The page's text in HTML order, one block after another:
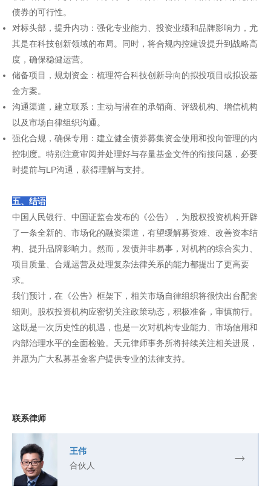
债券的可行性。
对标头部，提升内功：强化专业能力、投资业绩和品牌影响力，尤
其是在科技创新领域的布局。同时，将合规内控建设提升到战略高
度，确保稳健运营。
储备项目，规划资金：梳理符合科技创新导向的拟投项目或拟设基
金方案。
沟通渠道，建立联系：主动与潜在的承销商、评级机构、增信机构
以及市场自律组织沟通。
强化合规，确保专用：建立健全债券募集资金使用和投向管理的内
控制度。特别注意审阅并处理好与存量基金文件的衔接问题，必要
时提前与LP沟通，获得理解与支持。
五、结语
中国人民银行、中国证监会发布的《公告》，为股权投资机构开辟
了一条全新的、市场化的融资渠道，有望缓解募资难、改善资本结
构、提升品牌影响力。然而，发债并非易事，对机构的综合实力、
项目质量、合规运营及处理复杂法律关系的能力都提出了更高要
求。
我们预计，在《公告》框架下，相关市场自律组织将很快出台配套
细则。股权投资机构应密切关注政策动态，积极准备，审慎前行。
这既是一次历史性的机遇，也是一次对机构专业能力、市场信用和
内部治理水平的全面检验。天元律师事务所将持续关注相关进展，
并愿为广大私募基金客户提供专业的法律支持。
联系律师
王伟
合伙人